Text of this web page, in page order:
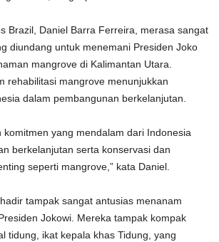
Brazil, Daniel Barra Ferreira, merasa sangat
diundang untuk menemani Presiden Joko
mangrove di Kalimantan Utara.
rehabilitasi mangrove menunjukkan
dalam pembangunan berkelanjutan.
komitmen yang mendalam dari Indonesia
berkelanjutan serta konservasi dan
seperti mangrove,” kata Daniel.
tampak sangat antusias menanam
Jokowi. Mereka tampak kompak
tidung, ikat kepala khas Tidung, yang